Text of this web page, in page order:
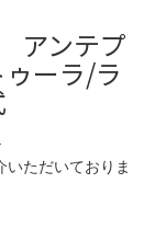
アンテプ
ーラ/ラ
ただいておりま